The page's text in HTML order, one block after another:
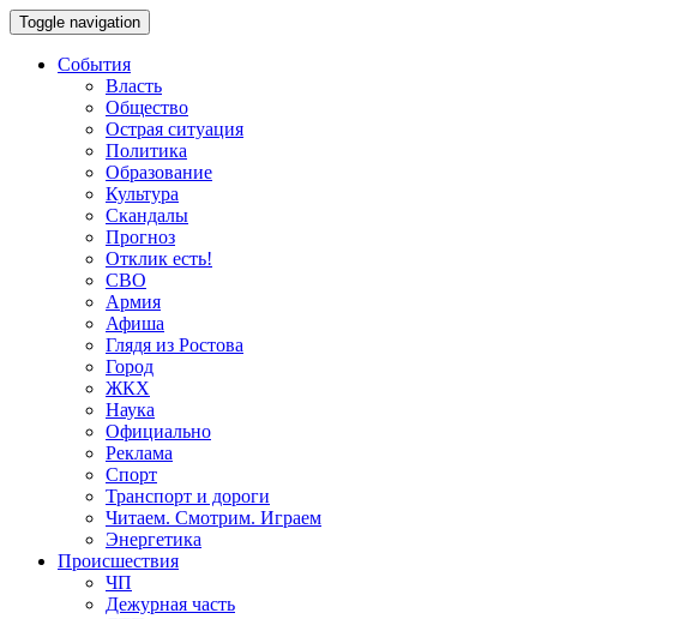
Toggle navigation
События
Власть
Общество
Острая ситуация
Политика
Образование
Культура
Скандалы
Прогноз
Отклик есть!
СВО
Армия
Афиша
Глядя из Ростова
Город
ЖКХ
Наука
Официально
Реклама
Спорт
Транспорт и дороги
Читаем. Смотрим. Играем
Энергетика
Происшествия
ЧП
Дежурная часть